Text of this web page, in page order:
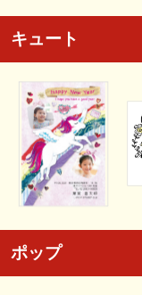
キュート
ポップ